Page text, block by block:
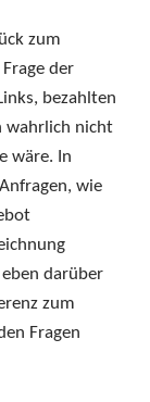
zum
der
bezahlten
wahrlich nicht
wäre. In
wie
darüber
zum
Fragen